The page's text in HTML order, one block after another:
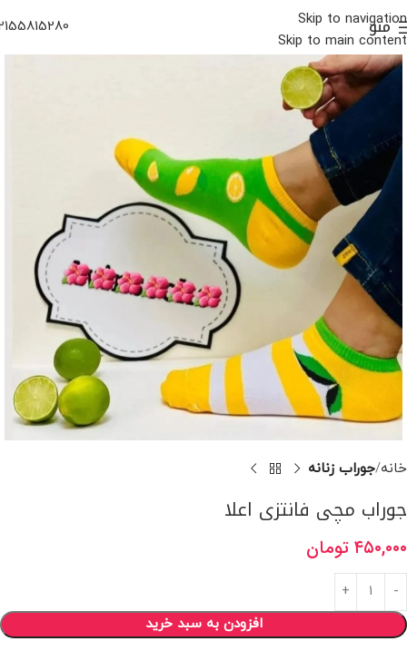
Skip to navigation
Skip to main content
منو
خانه جوراب زنانه
جوراب مچی فانتزی اعلا
۴۵۰,۰۰۰ تومان
افزودن به سبد خرید